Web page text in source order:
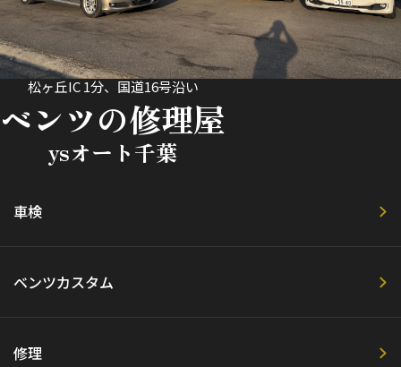
松ヶ丘IC 1分、国道16号沿い
ベンツの修理屋
ysオート千葉
車検
ベンツカスタム
修理